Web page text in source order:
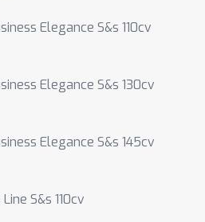
Elegance S&s 110cv
Elegance S&s 130cv
Elegance S&s 145cv
S&s 110cv